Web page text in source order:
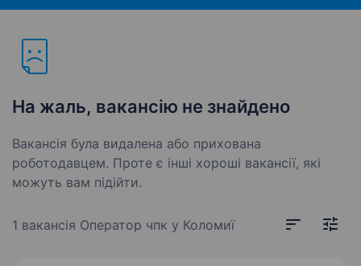
На жаль, вакансію не знайдено
Вакансія була видалена або прихована
роботодавцем. Проте є інші хороші вакансії, які
можуть вам підійти.
1 вакансія Оператор чпк у Коломиї